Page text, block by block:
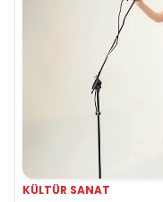
KÜLTÜR SANAT